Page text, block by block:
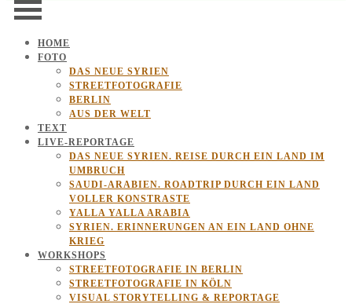
HOME
FOTO
DAS NEUE SYRIEN
STREETFOTOGRAFIE
BERLIN
AUS DER WELT
TEXT
LIVE-REPORTAGE
DAS NEUE SYRIEN. REISE DURCH EIN LAND IM
UMBRUCH
SAUDI-ARABIEN. ROADTRIP DURCH EIN LAND
VOLLER KONSTRASTE
YALLA YALLA ARABIA
SYRIEN. ERINNERUNGEN AN EIN LAND OHNE
KRIEG
WORKSHOPS
STREETFOTOGRAFIE IN BERLIN
STREETFOTOGRAFIE IN KÖLN
VISUAL STORYTELLING & REPORTAGE